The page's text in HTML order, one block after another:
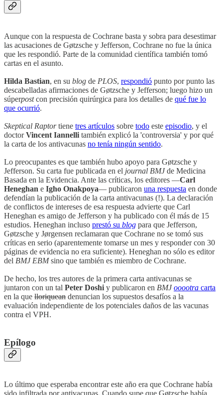
Aunque con la respuesta de Cochrane basta y sobra para desestimar
las acusaciones de Gøtzsche y Jefferson, Cochrane no fue la única
que les respondió. Parte de la comunidad científica también tomó
cartas en el asunto.
Hilda Bastian, en su blog de PLOS, respondió punto por punto las
descabelladas afirmaciones de Gøtzsche y Jefferson; luego hizo un
súperpostcon precisión quirúrgica para los detalles de qué fue lo
que ocurrió.
Skeptical Raptortiene tres artículos sobre todo este episodio, y el
doctorVincent Iannelli también explicó la 'controversia' y por qué
la carta de los antivacunas no tenía ningún sentido.
Lo preocupantes es que también hubo apoyo para Gøtzsche y
Jefferson. Su carta fue publicada en el journal BMJde Medicina
Basada en la Evidencia. Ante las críticas, los editores —Carl
Heneghan e Igho Onakpoya— publicaron una respuesta en donde
defendían la publicación de la carta antivacunas (!). La declaración
de conflictos de intereses de esa respuesta advierte que Carl
Heneghan es amigo de Jefferson y ha publicado con él más de 15
estudios. Heneghan incluso prestó su blog para que Jefferson,
Gøtzsche y Jørgensen reclamaran que Cochrane no se tomó sus
críticas en serio (aparentemente tomarse un mes y responder con 30
páginas de evidencia no era suficiente). Heneghan no sólo es editor
del BMJ EBMsino que también es miembro de Cochrane.
De hecho, los tres autores de la primera carta antivacunas se
juntaron con un tal Peter Doshi y publicaron en BMJ ooootra carta
en la que lloriquean denuncian los supuestos desafíos a la
evaluación independiente de los potenciales daños de las vacunas
contra el VPH.
Epílogo
Lo último que esperaba encontrar este año era que Cochrane había